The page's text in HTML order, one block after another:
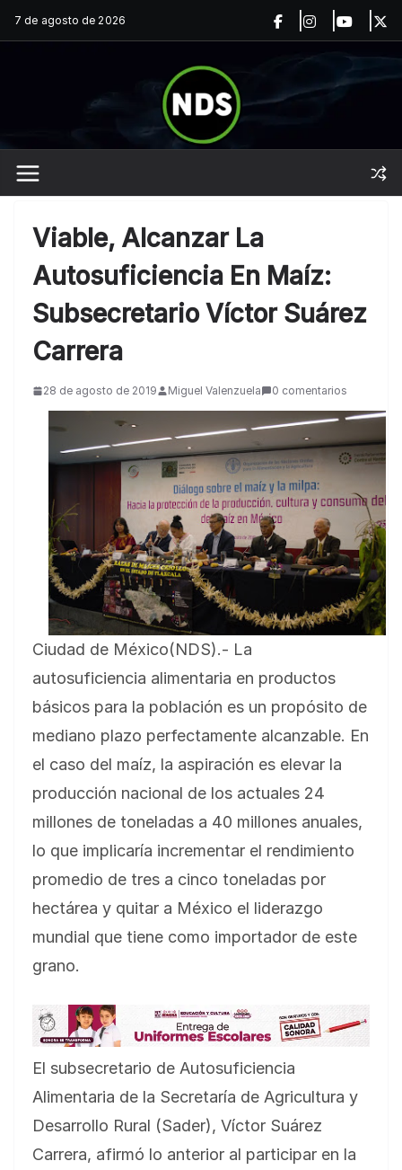
Saltar
al
7 de agosto de 2026
Viable, Alcanzar La
Autosuficiencia En Maíz:
Subsecretario Víctor Suárez
Carrera
28 de agosto de 2019 Miguel Valenzuela 0 comentarios
Ciudad de México(NDS).- La
autosuficiencia alimentaria en productos
básicos para la población es un propósito de
mediano plazo perfectamente alcanzable. En
el caso del maíz, la aspiración es elevar la
producción nacional de los actuales 24
millones de toneladas a 40 millones anuales,
lo que implicaría incrementar el rendimiento
promedio de tres a cinco toneladas por
hectárea y quitar a México el liderazgo
mundial que tiene como importador de este
grano.
El subsecretario de Autosuficiencia
Alimentaria de la Secretaría de Agricultura y
Desarrollo Rural (Sader), Víctor Suárez
Carrera, afirmó lo anterior al participar en la